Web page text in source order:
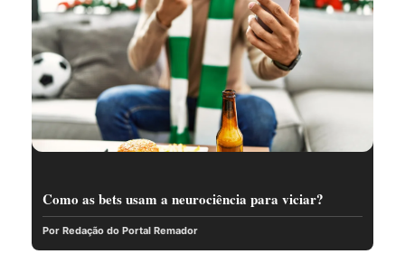
Como as bets usam a neurociência para viciar?
Por Redação do Portal Remador